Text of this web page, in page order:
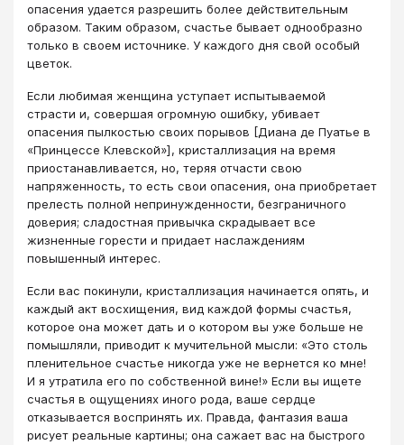
опасения удается разрешить более действительным
образом. Таким образом, счастье бывает однообразно
только в своем источнике. У каждого дня свой особый
цветок.
Если любимая женщина уступает испытываемой
страсти и, совершая огромную ошибку, убивает
опасения пылкостью своих порывов [Диана де Пуатье в
«Принцессе Клевской»], кристаллизация на время
приостанавливается, но, теряя отчасти свою
напряженность, то есть свои опасения, она приобретает
прелесть полной непринужденности, безграничного
доверия; сладостная привычка скрадывает все
жизненные горести и придает наслаждениям
повышенный интерес.
Если вас покинули, кристаллизация начинается опять, и
каждый акт восхищения, вид каждой формы счастья,
которое она может дать и о котором вы уже больше не
помышляли, приводит к мучительной мысли: «Это столь
пленительное счастье никогда уже не вернется ко мне!
И я утратила его по собственной вине!» Если вы ищете
счастья в ощущениях иного рода, ваше сердце
отказывается воспринять их. Правда, фантазия ваша
рисует реальные картины; она сажает вас на быстрого